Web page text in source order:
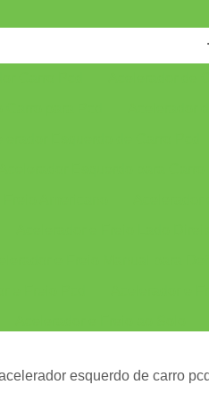
Freio Manual Soloesquerdo de carro